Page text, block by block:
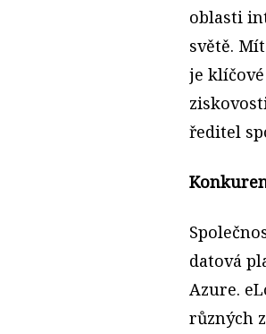
oblasti
světě.
je
ředitel
datová
Azure.
různých